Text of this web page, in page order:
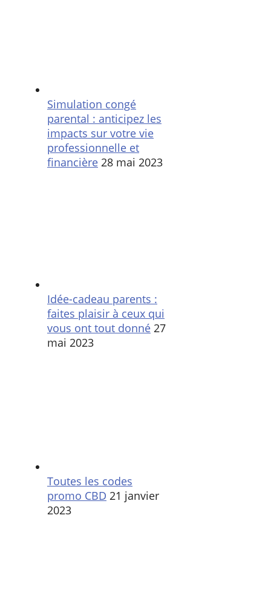
Simulation congé
parental : anticipez les
impacts sur votre vie
professionnelle et
financière 28 mai 2023
Idée-cadeau parents :
faites plaisir à ceux qui
vous ont tout donné 27
mai 2023
Toutes les codes
promo CBD 21 janvier
2023